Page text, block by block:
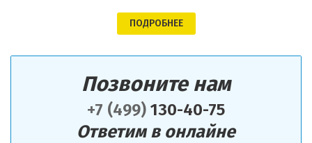
ПОДРОБНЕЕ
Позвоните нам
+7 (499) 130-40-75
Ответим в онлайне